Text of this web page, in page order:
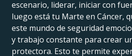
escenario, liderar, iniciar con
luego está tu Marte en Cáncer,
este mundo de seguridad
y trabajo constante para crear
protectora. Esto te permite